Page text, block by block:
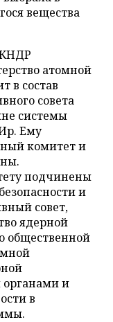
вещества
атомной
в состав
совета
системы
Ему
комитет и
подчинены
и
совет,
ядерной
общественной
и
в